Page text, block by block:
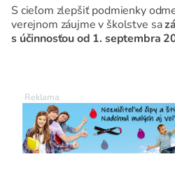
S cieľom zlepšiť podmienky
verejnom záujme v školstve sa
s účinnosťou od 1. septembra
zamestnancoch a